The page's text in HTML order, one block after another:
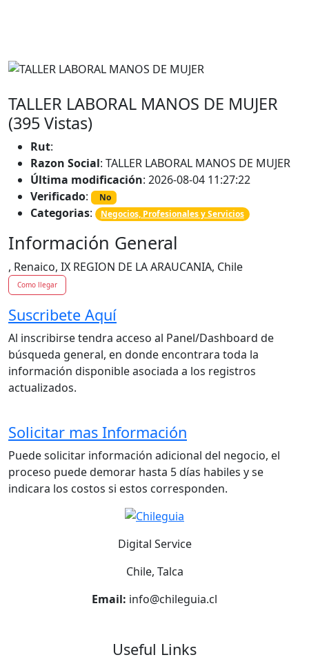
TALLER LABORAL MANOS DE MUJER
(395 Vistas)
Rut:
Razon Social: TALLER LABORAL MANOS DE MUJER
Última modificación: 2026-08-04 11:27:22
Verificado: No
Categorias: Negocios, Profesionales y Servicios
Información General
, Renaico, IX REGION DE LA ARAUCANIA, Chile
Como llegar
Suscribete Aquí
Al inscribirse tendra acceso al Panel/Dashboard de
búsqueda general, en donde encontrara toda la
información disponible asociada a los registros
actualizados.
Solicitar mas Información
Puede solicitar información adicional del negocio, el
proceso puede demorar hasta 5 días habiles y se
indicara los costos si estos corresponden.
Digital Service
Chile, Talca
Email: info@chileguia.cl
Useful Links